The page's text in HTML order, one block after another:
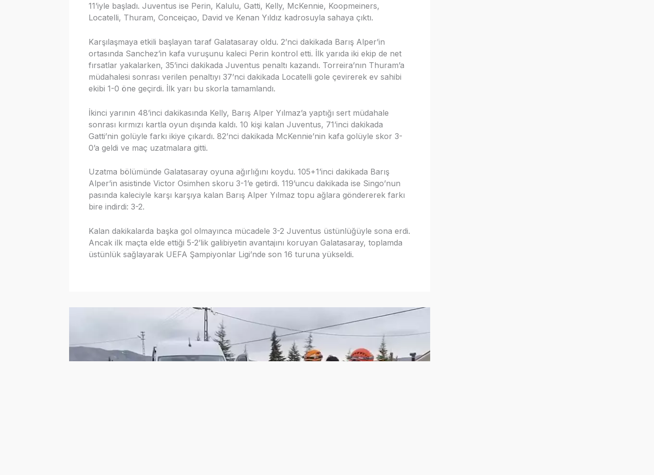
11’iyle başladı. Juventus ise Perin, Kalulu, Gatti, Kelly, McKennie, Koopmeiners,
Locatelli, Thuram, Conceiçao, David ve Kenan Yıldız kadrosuyla sahaya çıktı.
Karşılaşmaya etkili başlayan taraf Galatasaray oldu. 2’nci dakikada Barış Alper’in
ortasında Sanchez’in kafa vuruşunu kaleci Perin kontrol etti. İlk yarıda iki ekip de net
fırsatlar yakalarken, 35’inci dakikada Juventus penaltı kazandı. Torreira’nın Thuram’a
müdahalesi sonrası verilen penaltıyı 37’nci dakikada Locatelli gole çevirerek ev sahibi
ekibi 1-0 öne geçirdi. İlk yarı bu skorla tamamlandı.
İkinci yarının 48’inci dakikasında Kelly, Barış Alper Yılmaz’a yaptığı sert müdahale
sonrası kırmızı kartla oyun dışında kaldı. 10 kişi kalan Juventus, 71’inci dakikada
Gatti’nin golüyle farkı ikiye çıkardı. 82’nci dakikada McKennie’nin kafa golüyle skor 3-
0’a geldi ve maç uzatmalara gitti.
Uzatma bölümünde Galatasaray oyuna ağırlığını koydu. 105+1’inci dakikada Barış
Alper’in asistinde Victor Osimhen skoru 3-1’e getirdi. 119’uncu dakikada ise Singo’nun
pasında kaleciyle karşı karşıya kalan Barış Alper Yılmaz topu ağlara göndererek farkı
bire indirdi: 3-2.
Kalan dakikalarda başka gol olmayınca mücadele 3-2 Juventus üstünlüğüyle sona erdi.
Ancak ilk maçta elde ettiği 5-2’lik galibiyetin avantajını koruyan Galatasaray, toplamda
üstünlük sağlayarak UEFA Şampiyonlar Ligi’nde son 16 turuna yükseldi.